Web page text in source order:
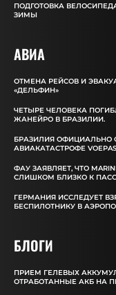
ПОДГОТОВКА
ЗИМЫ
АВИА
ОТМЕНА РЕЙСОВ И
«ДЕЛЬФИН»
ЧЕТЫРЕ ЧЕЛОВЕКА
ЖАНЕЙРО В БРАЗИЛИИ.
БРАЗИЛИЯ ОФИЦИАЛЬНО
АВИАКАТАСТРОФЕ
ФАУ ЗАЯВЛЯЕТ, ЧТО
СЛИШКОМ БЛИЗКО К
ГЕРМАНИЯ ИССЛЕДУЕТ
БЕСПИЛОТНИКУ В
БЛОГИ
ПРИЕМ ГЕЛЕВЫХ
ОТРАБОТАННЫЕ АКБ НА